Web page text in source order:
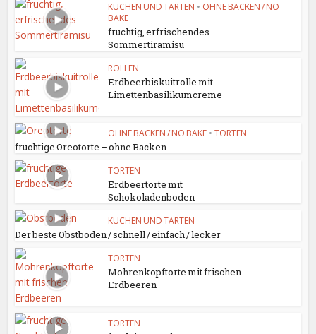
KUCHEN UND TARTEN • OHNE BACKEN / NO
BAKE
fruchtig, erfrischendes
Sommertiramisu
ROLLEN
Erdbeerbiskuitrolle mit
Limettenbasilikumcreme
OHNE BACKEN / NO BAKE • TORTEN
fruchtige Oreotorte – ohne Backen
TORTEN
Erdbeertorte mit
Schokoladenboden
KUCHEN UND TARTEN
Der beste Obstboden / schnell / einfach / lecker
TORTEN
Mohrenkopftorte mit frischen
Erdbeeren
TORTEN